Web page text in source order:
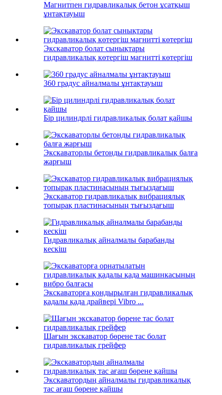
Магнитпен гидравликалық бетон ұсатқыш
ұнтақтауыш
Экскаватор болат сынықтары
гидравликалық көтергіш магнитті көтергіш
360 градус айналмалы ұнтақтауыш
Бір цилиндрлі гидравликалық болат қайшы
Экскаваторлы бетонды гидравликалық балға
жарғыш
Экскаватор гидравликалық вибрациялық
топырақ пластинасының тығыздағыш
Гидравликалық айналмалы барабанды
кескіш
Экскаваторға қондырылған гидравликалық
қадалы қада драйвері Vibro ...
Шағын экскаватор бөрене тас болат
гидравликалық грейфер
Экскаватордың айналмалы гидравликалық
тас ағаш бөрене қайшы